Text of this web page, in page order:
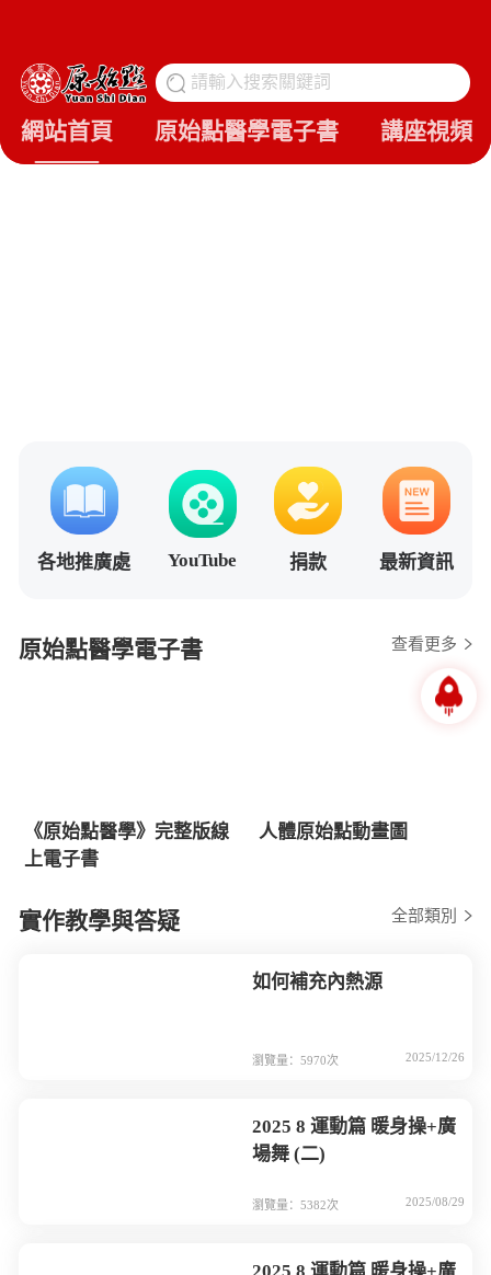
請輸入搜索關鍵詞
網站首頁 原始點醫學電子書 講座視頻
各地推廣處 YouTube 捐款 最新資訊
原始點醫學電子書 查看更多
《原始點醫學》完整版線
上電子書
人體原始點動畫圖
實作教學與答疑 全部類別
如何補充內熱源
瀏覽量：5970次 2025/12/26
2025 8 運動篇 暖身操+廣
場舞 (二)
瀏覽量：5382次 2025/08/29